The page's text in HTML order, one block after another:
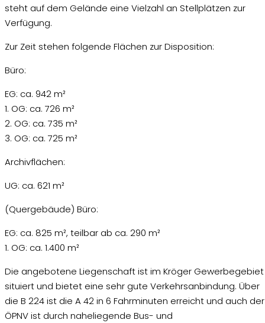
steht auf dem Gelände eine Vielzahl an Stellplätzen zur
Verfügung.
Zur Zeit stehen folgende Flächen zur Disposition:
Büro:
EG: ca. 942 m²
1. OG: ca. 726 m²
2. OG: ca. 735 m²
3. OG: ca. 725 m²
Archivflächen:
UG: ca. 621 m²
(Quergebäude) Büro:
EG: ca. 825 m², teilbar ab ca. 290 m²
1. OG: ca. 1.400 m²
Die angebotene Liegenschaft ist im Kröger Gewerbegebiet
situiert und bietet eine sehr gute Verkehrsanbindung. Über
die B 224 ist die A 42 in 6 Fahrminuten erreicht und auch der
ÖPNV ist durch naheliegende Bus- und